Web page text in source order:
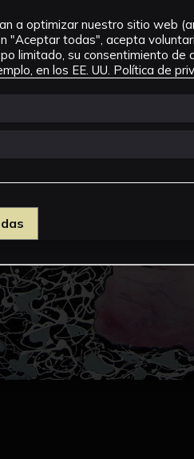
a optimizar nuestro sitio web
"Aceptar todas", acepta
limitado, su consentimiento de
en los EE. UU. Política de